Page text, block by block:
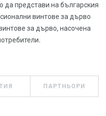
представи на българския
винтове за дърво
за дърво, насочена
ПАРТНЬОРИ